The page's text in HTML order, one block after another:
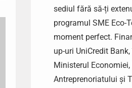
sediul fără să-ți
programul SME Eco-
moment perfect.
up-uri UniCredit
Ministerul
Antreprenoriatului și